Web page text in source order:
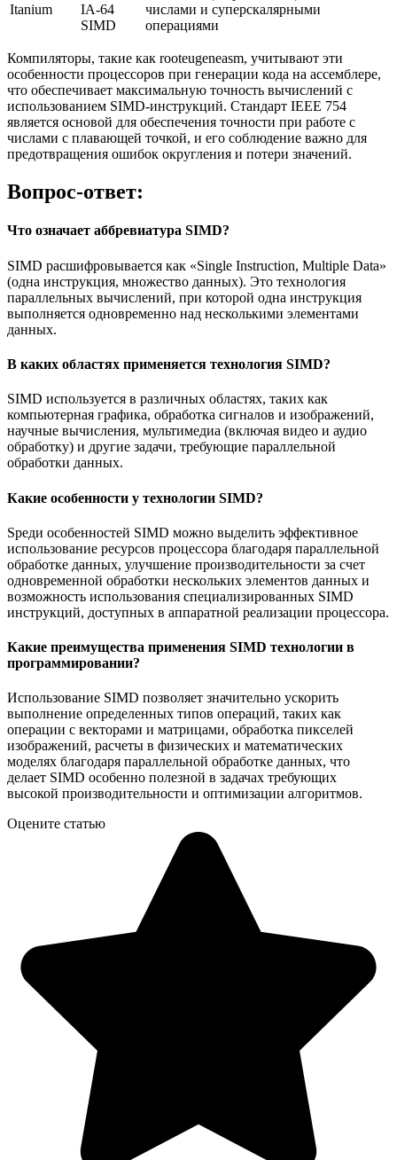
Itanium
IA-64
SIMD
числами и суперскалярными
операциями
Компиляторы, такие как rooteugeneasm, учитывают эти
особенности процессоров при генерации кода на ассемблере,
что обеспечивает максимальную точность вычислений с
использованием SIMD-инструкций. Стандарт IEEE 754
является основой для обеспечения точности при работе с
числами с плавающей точкой, и его соблюдение важно для
предотвращения ошибок округления и потери значений.
Вопрос-ответ:
Что означает аббревиатура SIMD?
SIMD расшифровывается как «Single Instruction, Multiple Data»
(одна инструкция, множество данных). Это технология
параллельных вычислений, при которой одна инструкция
выполняется одновременно над несколькими элементами
данных.
В каких областях применяется технология SIMD?
SIMD используется в различных областях, таких как
компьютерная графика, обработка сигналов и изображений,
научные вычисления, мультимедиа (включая видео и аудио
обработку) и другие задачи, требующие параллельной
обработки данных.
Какие особенности у технологии SIMD?
Sреди особенностей SIMD можно выделить эффективное
использование ресурсов процессора благодаря параллельной
обработке данных, улучшение производительности за счет
одновременной обработки нескольких элементов данных и
возможность использования специализированных SIMD
инструкций, доступных в аппаратной реализации процессора.
Какие преимущества применения SIMD технологии в
программировании?
Использование SIMD позволяет значительно ускорить
выполнение определенных типов операций, таких как
операции с векторами и матрицами, обработка пикселей
изображений, расчеты в физических и математических
моделях благодаря параллельной обработке данных, что
делает SIMD особенно полезной в задачах требующих
высокой производительности и оптимизации алгоритмов.
Оцените статью